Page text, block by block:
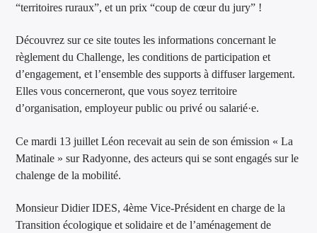
“territoires ruraux”, et un prix “coup de cœur du jury” !
Découvrez sur ce site toutes les informations concernant le
règlement du Challenge, les conditions de participation et
d’engagement, et l’ensemble des supports à diffuser largement.
Elles vous concerneront, que vous soyez territoire
d’organisation, employeur public ou privé ou salarié·e.
Ce mardi 13 juillet Léon recevait au sein de son émission « La
Matinale » sur Radyonne, des acteurs qui se sont engagés sur le
chalenge de la mobilité.
Monsieur Didier IDES, 4ème Vice-Président en charge de la
Transition écologique et solidaire et de l’aménagement de